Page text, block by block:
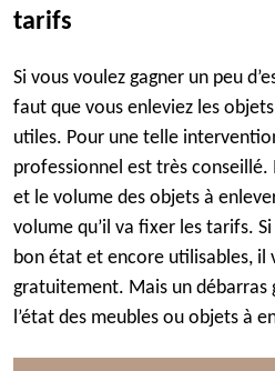
tarifs
Si vous voulez gagner un peu
faut que vous enleviez les
utiles. Pour une telle
professionnel est très conseillé.
et le volume des objets à
volume qu’il va fixer les tarifs.
bon état et encore utilisables, il
gratuitement. Mais un débarras
l’état des meubles ou objets à